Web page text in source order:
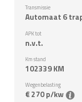
Transmissie
Automaat 6
APK tot
n.v.t.
Km stand
102339KM
Wegenbelasting
€ 270 p/kw